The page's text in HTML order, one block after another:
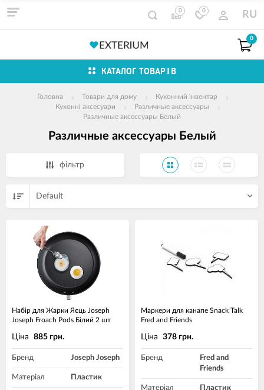
0 0 RU
0
КАТАЛОГ ТОВАРІВ
Головна Товари для дому
Кухонний інвентар
Кухонні аксесуари
Различные аксессуары
Различные аксессуары Белый
Различные аксессуары Белый
фільтр
Default
Набір для Жарки Яєць Joseph
Joseph Froach Pods Білий 2 шт
Ціна 885 грн.
Бренд Joseph Joseph
Матеріал Пластик
Маркери для канапе Snack Talk
Fred and Friends
Ціна 378 грн.
Бренд
Fred and
Friends
Матеріал Пластик